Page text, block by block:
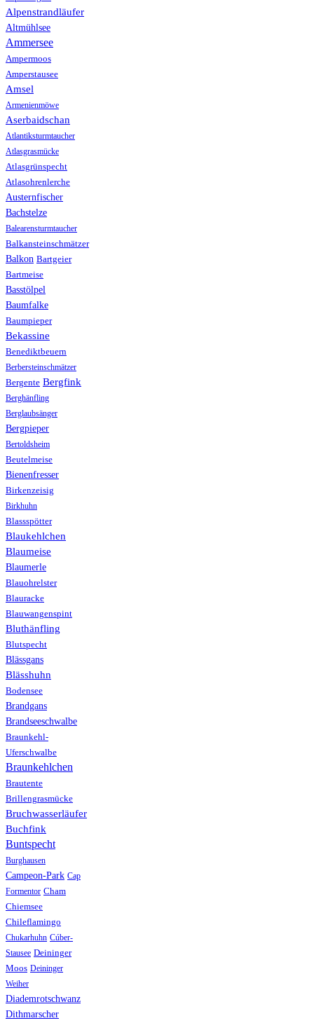
Alpenstrandläufer
Altmühlsee
Ammersee
Ampermoos
Amperstausee
Amsel
Armenienmöwe
Aserbaidschan
Atlantiksturmtaucher
Atlasgrasmücke
Atlasgrünspecht
Atlasohrenlerche
Austernfischer
Bachstelze
Balearensturmtaucher
Balkansteinschmätzer
Balkon Bartgeier
Bartmeise
Basstölpel
Baumfalke
Baumpieper
Bekassine
Benediktbeuern
Berbersteinschmätzer
Bergente Bergfink
Berghänfling
Berglaubsänger
Bergpieper
Bertoldsheim
Beutelmeise
Bienenfresser
Birkenzeisig
Birkhuhn
Blassspötter
Blaukehlchen
Blaumeise
Blaumerle
Blauohrelster
Blauracke
Blauwangenspint
Bluthänfling
Blutspecht
Blässgans
Blässhuhn
Bodensee
Brandgans
Brandseeschwalbe
Braunkehl-
Uferschwalbe
Braunkehlchen
Brautente
Brillengrasmücke
Bruchwasserläufer
Buchfink
Buntspecht
Burghausen
Campeon-Park Cap
Formentor Cham
Chiemsee
Chileflamingo
Chukarhuhn Cúber-
Stausee Deininger
Moos Deininger
Weiher
Diademrotschwanz
Dithmarscher